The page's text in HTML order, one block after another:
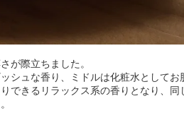
が際立ちました。
シュな香り、ミドルは化粧水としてお
できるリラックス系の香りとなり、同